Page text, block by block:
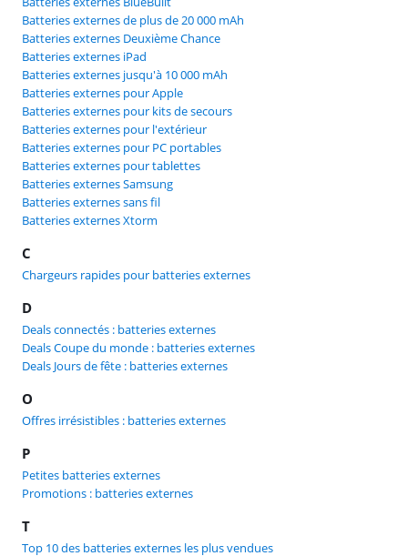
Batteries externes de plus de 20 000 mAh
Batteries externes Deuxième Chance
Batteries externes iPad
Batteries externes jusqu'à 10 000 mAh
Batteries externes pour Apple
Batteries externes pour kits de secours
Batteries externes pour l'extérieur
Batteries externes pour PC portables
Batteries externes pour tablettes
Batteries externes Samsung
Batteries externes sans fil
Batteries externes Xtorm
C
Chargeurs rapides pour batteries externes
D
Deals connectés : batteries externes
Deals Coupe du monde : batteries externes
Deals Jours de fête : batteries externes
O
Offres irrésistibles : batteries externes
P
Petites batteries externes
Promotions : batteries externes
T
Top 10 des batteries externes les plus vendues